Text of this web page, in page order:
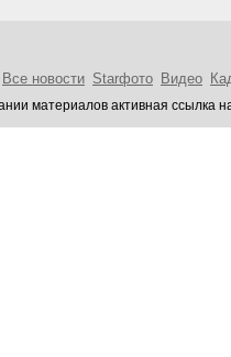
Все новости Starфото Видео
материалов активная ссылка